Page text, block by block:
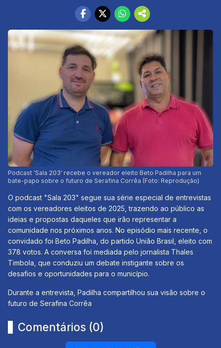
Podcast 'Sala 203' recebe o vereador eleito Beto Padilha para um
bate-papo sobre o futuro de Serafina Corrêa (Foto: Reprodução)
O podcast "Sala 203" segue sua série especial de entrevistas
com os vereadores eleitos de 2025, trazendo ao público as
ideias e propostas daqueles que irão representar a
comunidade nos próximos anos. No episódio mais recente, o
convidado foi Beto Padilha, do partido União Brasil, eleito com
378 votos. A conversa foi mediada pelo jornalista Thales
Timbola, que conduziu um debate instigante sobre os
desafios e oportunidades para o município.
Durante a entrevista, Padilha compartilhou sua visão sobre o
futuro de Serafina Corrêa
Comentários (0)